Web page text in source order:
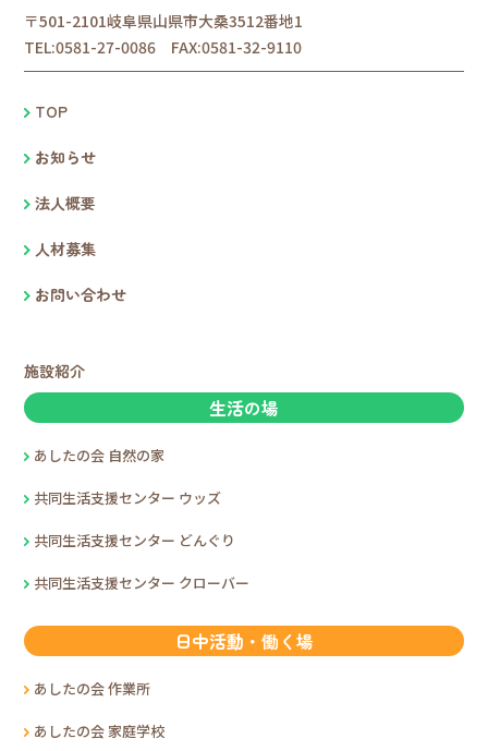
〒501-2101岐阜県山県市大桑3512番地1
TEL:0581-27-0086 FAX:0581-32-9110
TOP
お知らせ
法人概要
人材募集
お問い合わせ
施設紹介
生活の場
あしたの会 自然の家
共同生活支援センター ウッズ
共同生活支援センター どんぐり
共同生活支援センター クローバー
日中活動・働く場
あしたの会 作業所
あしたの会 家庭学校